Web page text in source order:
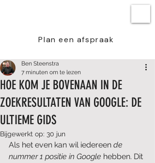
Plan een afspraak
HOE KOM JE BOVENAAN IN DE
ZOEKRESULTATEN VAN GOOGLE: DE
ULTIEME GIDS
Ben Steenstra
7 minuten om te lezen
Bijgewerkt op: 30 jun
Als het even kan wil iedereen de
nummer 1 positie in Google hebben. Dit